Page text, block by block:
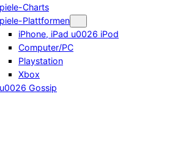
Charts
Plattformen
iPhone, iPad u0026 iPod
Computer/PC
Playstation
Xbox
Gossip